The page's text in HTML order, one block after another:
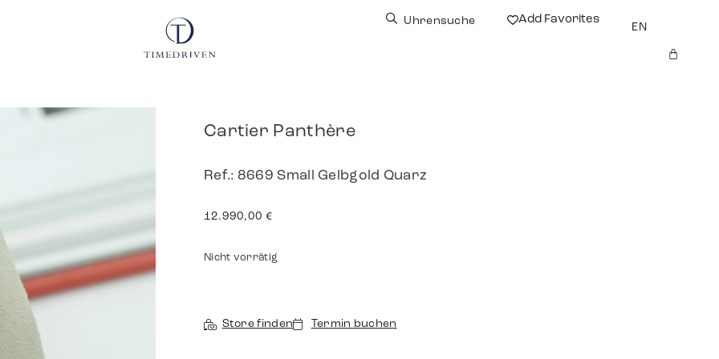
Uhrensuche Add Favorites
EN
Cartier Panthère
Ref.: 8669 Small Gelbgold Quarz
12.990,00 €
Nicht vorrätig
Store finden Termin buchen